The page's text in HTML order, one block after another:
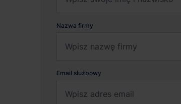
Nazwa firmy
Email służbowy